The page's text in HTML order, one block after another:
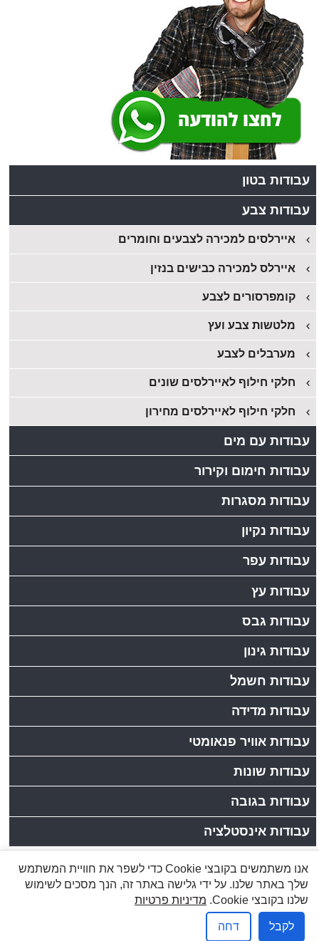
עבודות בטון
עבודות צבע
איירלסים למכירה לצבעים וחומרים
איירלס למכירה כבישים בנזין
קומפרסורים לצבע
מלטשות צבע ועץ
מערבלים לצבע
חלקי חילוף לאיירלסים שונים
חלקי חילוף לאיירלסים מחירון
עבודות עם מים
עבודות חימום וקירור
עבודות מסגרות
עבודות נקיון
עבודות עפר
עבודות עץ
עבודות גבס
עבודות גינון
עבודות חשמל
עבודות מדידה
עבודות אוויר פנאומטי
עבודות שונות
עבודות בגובה
עבודות אינסטלציה
לקוחות יקרים, כתובתנו: רחוב הזורע 10/4,עמק שרה,באר
שבע | טלפון:08-6277737, פקס:08-6278249
שמעון: 050-5284031, 1-800-200-330 |
אפיק פרסום בניית אתרים
אנו משתמשים בקובצי Cookie כדי לשפר את חוויית המשתמש
שלך באתר שלנו. על ידי גלישה באתר זה, הנך מסכים לשימוש
שלנו בקובצי Cookie.
מדיניות פרטיות
לקבל דחה